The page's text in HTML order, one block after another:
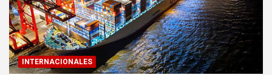
INTERNACIONALES